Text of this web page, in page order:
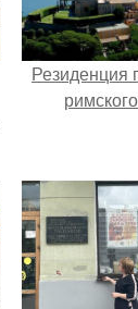
Резиденция